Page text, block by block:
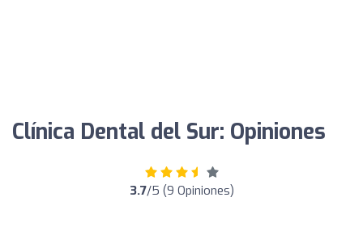
Clínica Dental del Sur: Opiniones
3.7/5 (9 Opiniones)